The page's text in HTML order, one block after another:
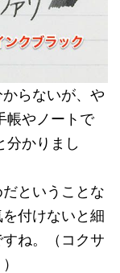
らないが、や
帳やノートで
分かりまし
ということな
付けないと細
ね。（コクサ